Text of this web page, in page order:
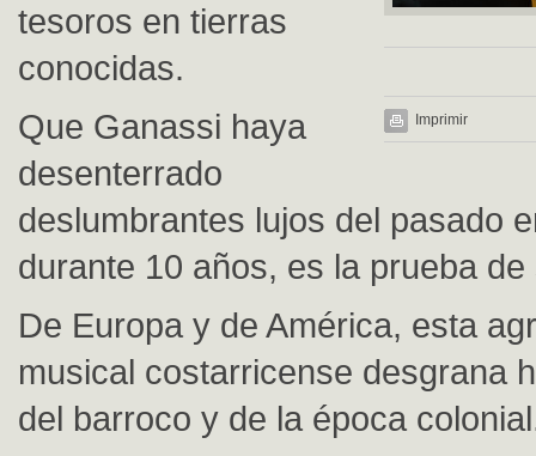
Imprimir
tesoros en tierras
conocidas.
Que Ganassi haya
desenterrado
deslumbrantes lujos del pasado
durante 10 años, es la prueba
De Europa y de América, esta
musical costarricense desgrana
del barroco y de la época